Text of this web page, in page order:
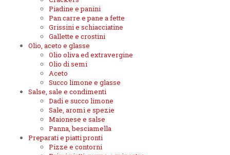
Piadine e panini
Pan carre e pane a fette
Grissini e schiacciatine
Gallette e crostini
Olio, aceto e glasse
Olio oliva ed extravergine
Olio di semi
Aceto
Succo limone e glasse
Salse, sale e condimenti
Dadi e succo limone
Sale, aromi e spezie
Maionese e salse
Panna, besciamella
Preparati e piatti pronti
Pizze e contorni